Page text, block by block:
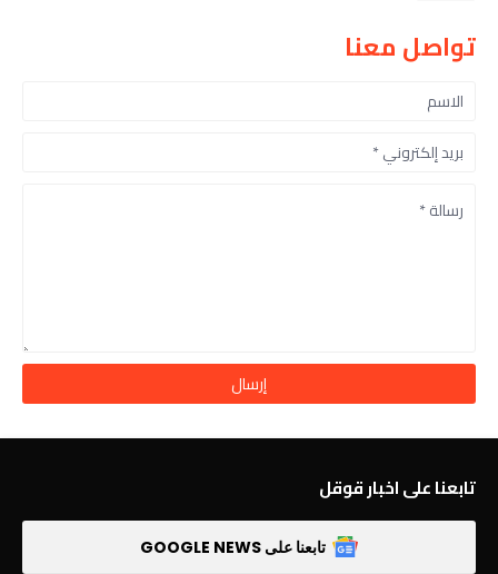
تواصل معنا
تابعنا على اخبار قوقل
تابعنا على GOOGLE NEWS